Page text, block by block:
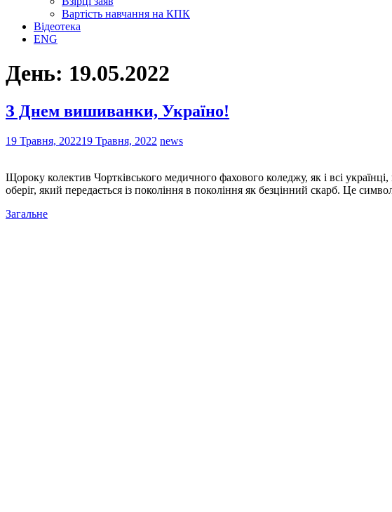
Вартість навчання на КПК
Відеотека
ENG
День: 19.05.2022
З Днем вишиванки, Україно!
19 Травня, 202219 Травня, 2022 news
Щороку колектив Чортківського медичного фахового коледжу, як і всі
оберіг, який передається із покоління в покоління як безцінний скарб. Це
Загальне